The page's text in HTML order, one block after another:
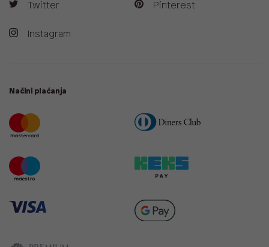
Twitter
Instagram
Pinterest
Načini plaćanja